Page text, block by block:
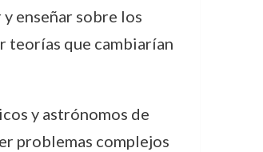
enseñar sobre los
teorías que cambiarían
y astrónomos de
problemas complejos